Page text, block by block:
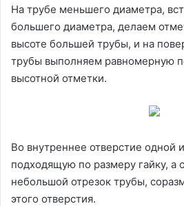
На трубе меньшего диаметра,
большего диаметра, делаем
высоте большей трубы, и на
трубы выполняем равномерную
высотной отметки.
Во внутреннее отверстие одной
подходящую по размеру гайку, а
небольшой отрезок трубы,
этого отверстия.